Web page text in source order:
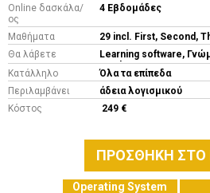
Online δασκάλα/
ος
4 Εβδομάδες
Μαθήματα
29 incl. First, Second,
Θα λάβετε
Learning software,
5 LP's
Κατάλληλο
Όλα τα επίπεδα
Περιλαμβάνει
άδεια λογισμικού
Κόστος
249 €
Operating System